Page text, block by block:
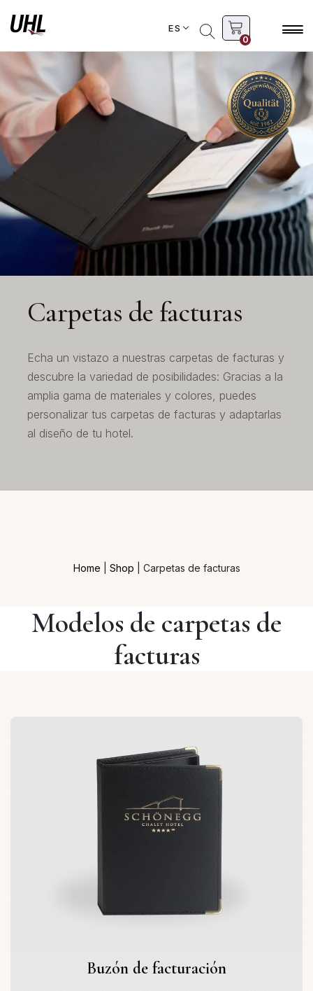
ES
0
Carpetas de facturas
Echa un vistazo a nuestras carpetas de facturas y
descubre la variedad de posibilidades: Gracias a la
amplia gama de materiales y colores, puedes
personalizar tus carpetas de facturas y adaptarlas
al diseño de tu hotel.
Home Shop Carpetas de facturas
Modelos de carpetas de
facturas
Buzón de facturación